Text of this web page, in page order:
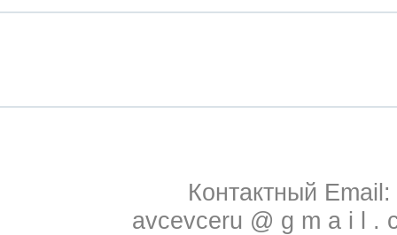
Контактный Email:
avcevceru @ g m a i l .